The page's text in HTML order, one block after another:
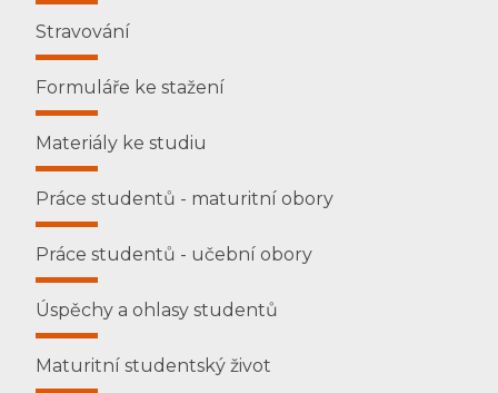
Stravování
Formuláře ke stažení
Materiály ke studiu
Práce studentů - maturitní obory
Práce studentů - učební obory
Úspěchy a ohlasy studentů
Maturitní studentský život